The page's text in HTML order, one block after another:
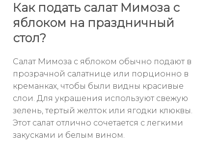
Как подать салат Мимоза с
яблоком на праздничный
стол?
Салат Мимоза с яблоком обычно подают в
прозрачной салатнице или порционно в
креманках, чтобы были видны красивые
слои. Для украшения используют свежую
зелень, тертый желток или ягодки клюквы.
Этот салат отлично сочетается с легкими
закусками и белым вином.